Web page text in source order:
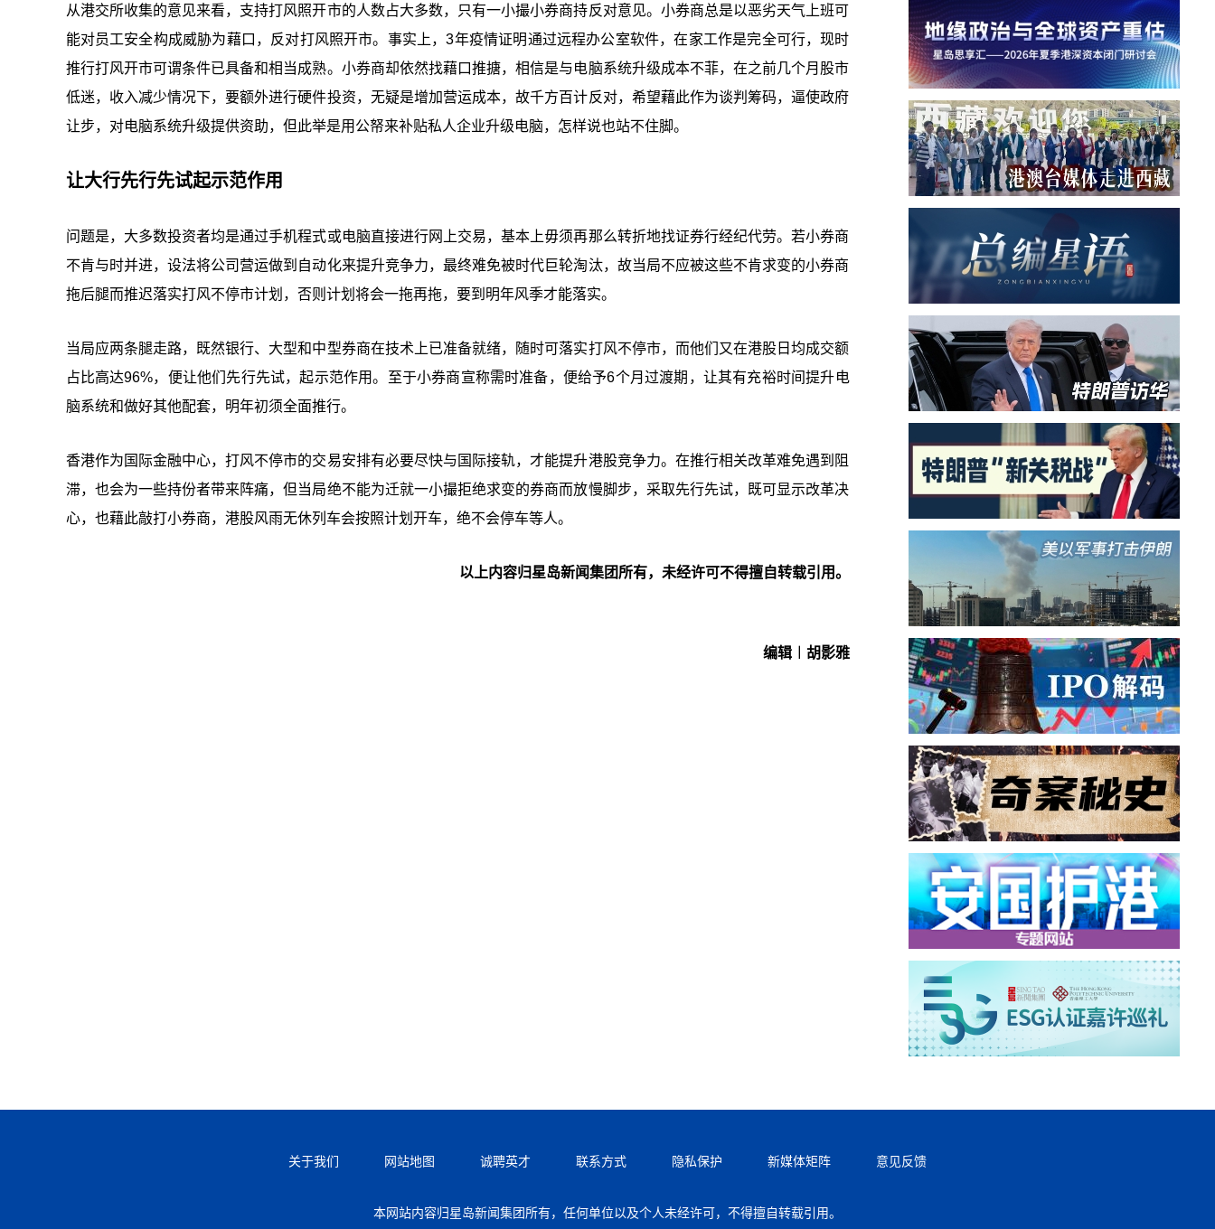
从港交所收集的意见来看，支持打风照开市的人数占大多数，只有一小撮小券商持反对意见。小券商总是以恶劣天气上班可
能对员工安全构成威胁为藉口，反对打风照开市。事实上，3年疫情证明通过远程办公室软件，在家工作是完全可行，现时
推行打风开市可谓条件已具备和相当成熟。小券商却依然找藉口推搪，相信是与电脑系统升级成本不菲，在之前几个月股市
低迷，收入减少情况下，要额外进行硬件投资，无疑是增加营运成本，故千方百计反对，希望藉此作为谈判筹码，逼使政府
让步，对电脑系统升级提供资助，但此举是用公帑来补贴私人企业升级电脑，怎样说也站不住脚。
让大行先行先试起示范作用
问题是，大多数投资者均是通过手机程式或电脑直接进行网上交易，基本上毋须再那么转折地找证券行经纪代劳。若小券商
不肯与时并进，设法将公司营运做到自动化来提升竞争力，最终难免被时代巨轮淘汰，故当局不应被这些不肯求变的小券商
拖后腿而推迟落实打风不停市计划，否则计划将会一拖再拖，要到明年风季才能落实。
当局应两条腿走路，既然银行、大型和中型券商在技术上已准备就绪，随时可落实打风不停市，而他们又在港股日均成交额
占比高达96%，便让他们先行先试，起示范作用。至于小券商宣称需时准备，便给予6个月过渡期，让其有充裕时间提升电
脑系统和做好其他配套，明年初须全面推行。
香港作为国际金融中心，打风不停市的交易安排有必要尽快与国际接轨，才能提升港股竞争力。在推行相关改革难免遇到阻
滞，也会为一些持份者带来阵痛，但当局绝不能为迁就一小撮拒绝求变的券商而放慢脚步，采取先行先试，既可显示改革决
心，也藉此敲打小券商，港股风雨无休列车会按照计划开车，绝不会停车等人。
以上内容归星岛新闻集团所有，未经许可不得擅自转载引用。
编辑︱胡影雅
关于我们 网站地图 诚聘英才 联系方式 隐私保护 新媒体矩阵 意见反馈
本网站内容归星岛新闻集团所有，任何单位以及个人未经许可，不得擅自转载引用。